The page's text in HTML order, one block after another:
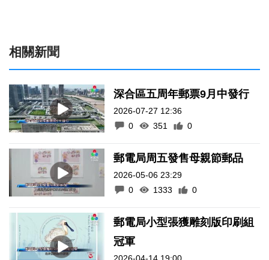
相關新聞
深合區五周年郵票9月中發行
2026-07-27 12:36
0
351 0
郵電局周五發售母親節郵品
2026-05-06 23:29
0
1333 0
郵電局小型張獲雕刻版印刷組
冠軍
2026-04-14 19:00